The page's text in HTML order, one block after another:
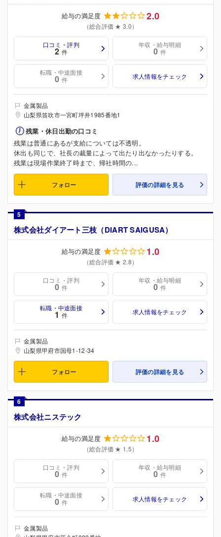
給与の満足度 2.0
（総合評価 ★ 3.0）
口コミ・評判
2 件
年収・給与明細
0 件
転職・中途面接
0 件 求人情報をチェック
金属製品
山梨県笛吹市一宮町坪井1985番地1
残業・休日出勤の口コミ
残業は普通にあるが支給については不透明。
休出も同じで、社長の裁量によって出たり出なかったりする。
残業は現場作業終了時まで、帰社時間の...
フォロー 評価の詳細を見る
5
株式会社ダイアート三枝（DIART SAIGUSA）
給与の満足度 1.0
（総合評価 ★ 2.8）
口コミ・評判
0 件
年収・給与明細
0 件
転職・中途面接
1 件 求人情報をチェック
金属製品
山梨県甲府市国母1-12-34
フォロー 評価の詳細を見る
6
株式会社ニステック
給与の満足度 1.0
（総合評価 ★ 1.5）
口コミ・評判
0 件
年収・給与明細
0 件
転職・中途面接
0 件 求人情報をチェック
金属製品